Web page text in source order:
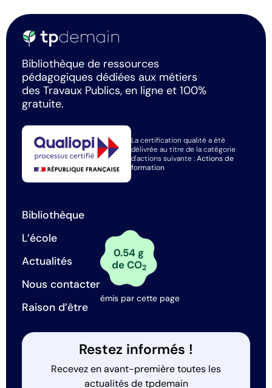
Bibliothèque de ressources
pédagogiques dédiées aux métiers
des Travaux Publics, en ligne et 100%
gratuite.
La certification qualité a été
délivrée au titre de la catégorie
d'actions suivante :Actions de
formation
Bibliothèque
L’école
Actualités
Nous contacter
Raison d’être
0.54 g
de CO2
émis par cette page
Restez informés !
Recevez en avant-première toutes les
actualités de tpdemain